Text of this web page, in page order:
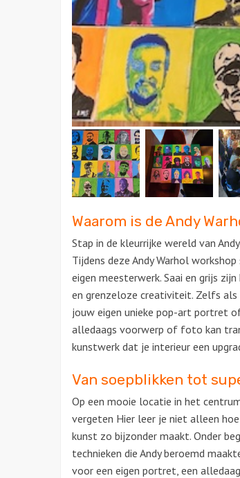
Waarom is de Andy
Stap in de kleurrijke wereld van
Tijdens deze Andy Warhol
eigen meesterwerk. Saai en grijs
en grenzeloze creativiteit. Zelfs als
jouw eigen unieke pop-art portret
alledaags voorwerp of foto kan
kunstwerk dat je interieur een
Van soepblikken tot
Op een mooie locatie in het
vergeten Hier leer je niet alleen
kunst zo bijzonder maakt. Onder
technieken die Andy beroemd
voor een eigen portret, een